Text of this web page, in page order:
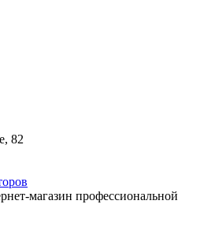
82
магазин профессиональной